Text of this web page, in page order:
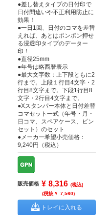
●差し替えタイプの日付印で
日付間違いや不正利用防止に
効果！
●一日1回、日付のコマを差替
えれば、あとはポンポン押せ
る浸透印タイプのデーター
印！
●直径25mm
●年号は略西暦表示
●最大文字数：上下段ともに2
行まで。上段１行目4文字・2
行目8文字まで。下段1行目8
文字・2行目4文字まで。
●Xスタンパー本体と日付差替
コマセット一式（年号・月・
日コマ、スペアケース、ピン
セット）のセット
●メーカー希望小売価格：
9,240円（税込）
販売価格 ¥ 8,316 (税込)
(税抜 ¥ 7,560)
トレイに入れる